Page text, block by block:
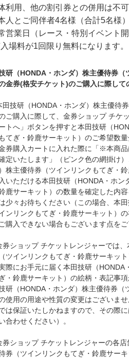
利用、他の割引券との併用は不可
人とご同伴者4名様（合計5名様）
営業日（レース・特別イベント
場料が1回限り無料になります。
研（HONDA・ホンダ）株主優待券
金券(格安チケット)のご購入に際して
技研（HONDA・ホンダ）株主優待
ご購入に際して、金券ショップ チケ
ートへ」ボタンを押すと本田技研（
てぎ・鈴鹿サーキット）のご希望数
券購入カートに入れた際に「※本商
定いたします」（ピンク色の網掛け
株主優待券（ツインリンクもてぎ・
いただける本田技研（HONDA・ホ
鹿サーキット）の数量を確定した内
少々お待ちください（この場合、本
インリンクもてぎ・鈴鹿サーキット）
購入できない場合もございます点をご
ショップ チケットレンジャーでは、
ツインリンクもてぎ・鈴鹿サーキッ
際にお手元に届く本田技研（HONDA
・鈴鹿サーキット）の絵柄・表記事
研（HONDA・ホンダ）株主優待券（
使用の用途や性質の変更はございま
は保証いたしかねますので、その際
合わせください）。
ショップ チケットレンジャーの各店
券（ツインリンクもてぎ・鈴鹿サー